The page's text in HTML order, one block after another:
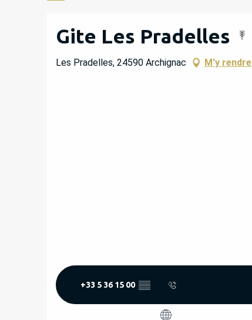
Gite Les Pradelles
Les Pradelles, 24590 Archignac M'y rendre
+33 5 36 15 00 ▒▒